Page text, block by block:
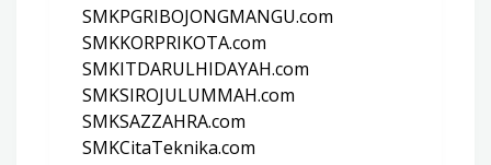
SMKPGRIBOJONGMANGU.com
SMKKORPRIKOTA.com
SMKITDARULHIDAYAH.com
SMKSIROJULUMMAH.com
SMKSAZZAHRA.com
SMKCitaTeknika.com